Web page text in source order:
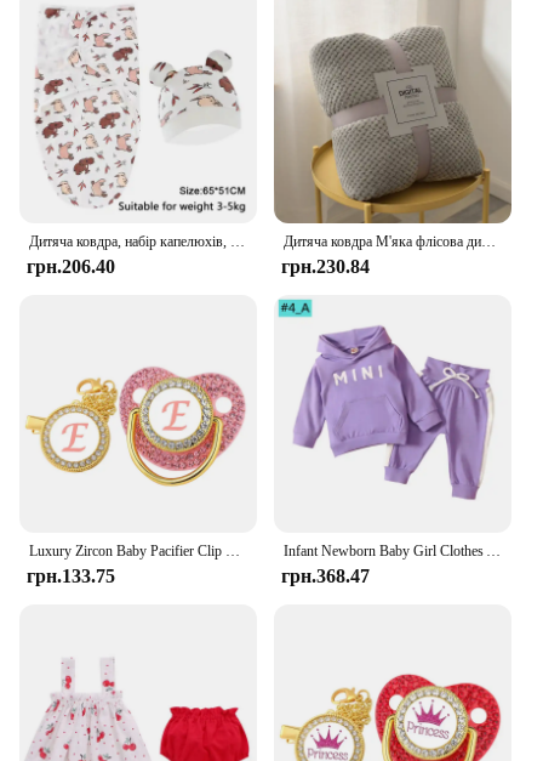
Дитяча ковдра, набір капелюхів, бавовняне сповивання для новонароджених із принтом із мультфільмом, регульоване сповивання для немовлят, всесезонні 0-6 місяців
грн.206.40
Дитяча ковдра М'яка флісова дитяча товста ковдра Постільна білизна Ковдра для сповивання Тепла коляска для сну для новонароджених Термоподарунок для дитячої кімнати
грн.230.84
Luxury Zircon Baby Pacifier Clip Pink Letter Newborn Personalized Pacifiers Holder Bling Silicone Infant Teether Nipple BPA Free
грн.133.75
Infant Newborn Baby Girl Clothes Autumn 2023 3PCS Sets Leopard Letter Hooded Sweatshirt Pants Outfit Baby Tracksuit Set Spring
грн.368.47